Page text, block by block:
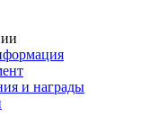
и награды